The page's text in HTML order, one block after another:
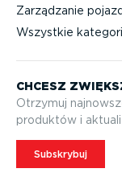
Zarządzanie
Wszystkie
CHCESZ
Otrzymuj
produktów i
Subskrybuj